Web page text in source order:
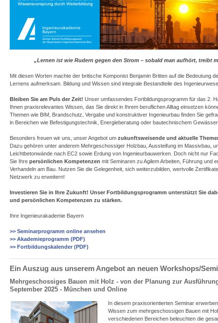
„Lernen ist wie Rudern gegen den Strom – sobald man aufhört, treibt
Mit diesen Worten machte der britische Komponist Benjamin Britten auf die Bedeutung
Lernens aufmerksam. Bildung und Wissen sind integrale Bestandteile des
Bleiben Sie am Puls der Zeit! Unser umfassendes Fortbildungsprogramm für das 2.
Ihnen praxisrelevantes Wissen, das Sie direkt in Ihrem beruflichen Alltag einsetzen
Themen wie BIM, Brandschutz, Vergabe und konstruktiver Ingenieurbau finden Sie
in Bereichen wie Befestigungstechnik, Energieberatung oder bautechnischem
Besonders freuen wir uns, unser Angebot um zukunftsweisende und aktuelle
Dazu gehören unter anderem Mehrgeschossiger Holzbau, Aussteifung im Massivbau,
Leichtbetonwände nach EC2 sowie Erdung von Ingenieurbauwerken. Doch nicht nur
Sie Ihre persönlichen Kompetenzen mit Seminaren zu Agilem Arbeiten, Führung und
Verhandeln am Bau. Nutzen Sie die Gelegenheit, sich weiterzubilden, wertvolle
Netzwerk zu erweitern!
Investieren Sie in Ihre Zukunft! Unser Fortbildungsprogramm unterstützt Sie
und persönlichen Kompetenzen zu stärken.
Ihre Ingenieurakademie Bayern
>> Seminarprogramm online ansehen
>> Akademieprogramm (PDF)
>> Fortbildungskalender (PDF)
Ein Auszug aus unserem Angebot an neuen Workshops/
Mehrgeschossiges Bauen mit Holz - von der Planung zur
September 2025 - München und Online
In diesem praxisorientierten Seminar
Wissen zum mehrgeschossigen Bauen mit
verschiedenen Bereichen beleuchten die